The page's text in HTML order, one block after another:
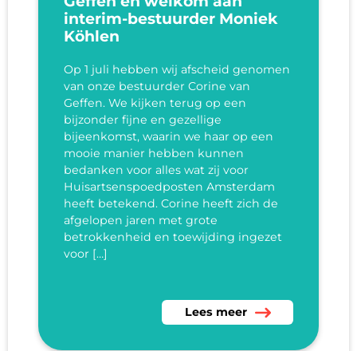
interim-bestuurder Moniek
Köhlen
Op 1 juli hebben wij afscheid genomen
van onze bestuurder Corine van
Geffen. We kijken terug op een
bijzonder fijne en gezellige
bijeenkomst, waarin we haar op een
mooie manier hebben kunnen
bedanken voor alles wat zij voor
Huisartsenspoedposten Amsterdam
heeft betekend. Corine heeft zich de
afgelopen jaren met grote
betrokkenheid en toewijding ingezet
voor […]
Lees meer over Afscheid
Lees meer